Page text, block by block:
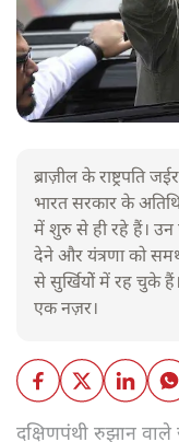
ब्राज़ील के राष्ट्रपति
भारत सरकार के
में शुरु से ही रहे हैं। उन
देने और यंत्रणा को
से सुर्खियोें में रह चुके
एक नज़र।
दक्षिणपंथी रुझान वाले